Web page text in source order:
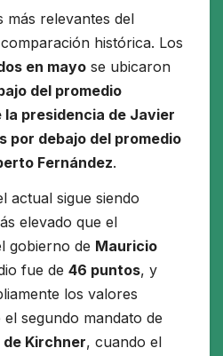
más relevantes del
histórica. Los
en mayo se ubicaron
del promedio
presidencia de Javier
por debajo del promedio
Fernández.
actual sigue siendo
elevado que el
gobierno de Mauricio
fue de 46 puntos, y
los valores
segundo mandato de
Kirchner, cuando el